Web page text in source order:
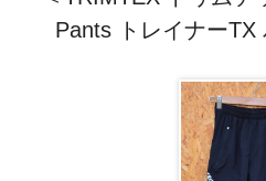
Pants トレイナーTX